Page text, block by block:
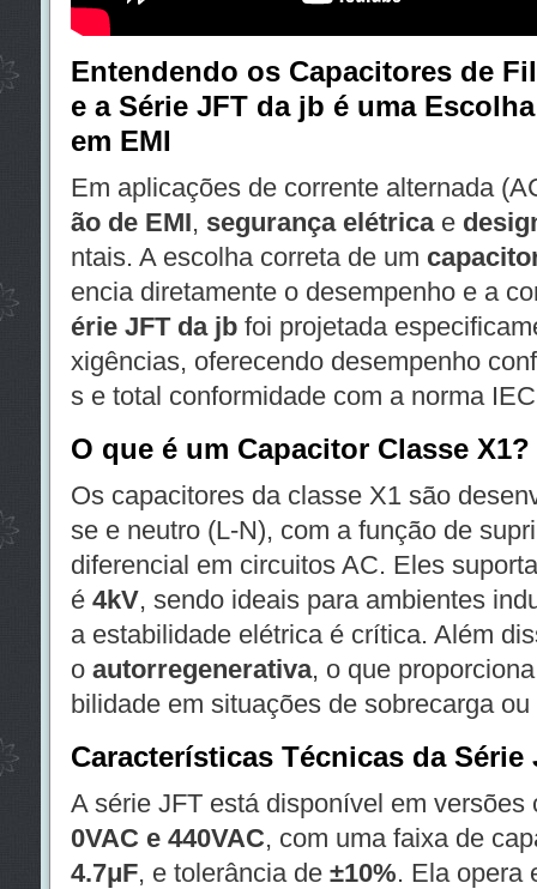
Entendendo os Capacitores de
e a Série JFT da jb é uma
em EMI
Em aplicações de corrente alternada
ão de EMI, segurança elétricae
ntais. A escolha correta de um
encia diretamente o desempenho e a
érie JFT da jbfoi projetada
xigências, oferecendo desempenho
s e total conformidade com a norma
O que é um Capacitor Classe X1?
Os capacitores da classe X1 são
se e neutro (L-N), com a função de
diferencial em circuitos AC. Eles
é 4kV, sendo ideais para ambientes
a estabilidade elétrica é crítica. Além
o autorregenerativa, o que
bilidade em situações de sobrecarga
Características Técnicas da Série
A série JFT está disponível em
0VAC e 440VAC, com uma faixa de
4.7μF, e tolerância de ±10%. Ela opera